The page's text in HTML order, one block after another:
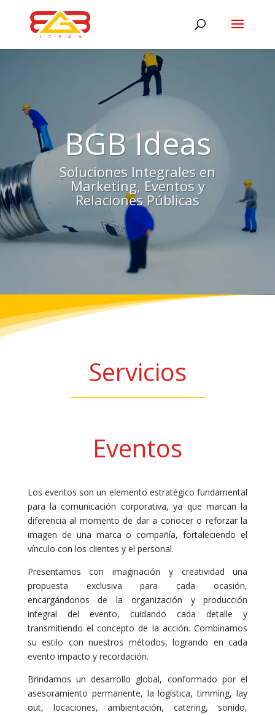
BGB Ideas
Soluciones Integrales en
Marketing, Eventos y
Relaciones Públicas
Reproductor
de
vídeo
Servicios
Eventos
Los eventos son un elemento estratégico fundamental
para la comunicación corporativa, ya que marcan la
diferencia al momento de dar a conocer o reforzar la
imagen de una marca o compañía, fortaleciendo el
vínculo con los clientes y el personal.
Presentamos con imaginación y creatividad una
propuesta exclusiva para cada ocasión,
encargándonos de la organización y producción
integral del evento, cuidando cada detalle y
transmitiendo el concepto de la acción. Combinamos
su estilo con nuestros métodos, logrando en cada
evento impacto y recordación.
Brindamos un desarrollo global, conformado por el
asesoramiento permanente, la logística, timming, lay
out, locaciones, ambientación, catering, sonido,